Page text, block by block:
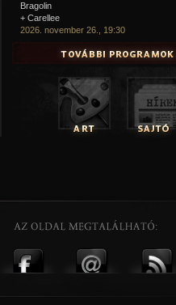
Bragolin
+ Carellee
2026. november 26., 19:30